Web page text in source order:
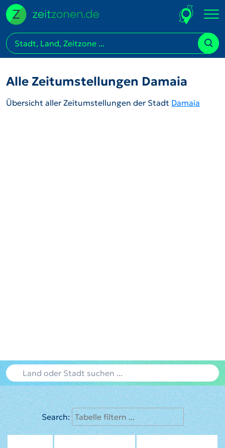
Alle Zeitumstellungen Damaia
Übersicht aller Zeitumstellungen der Stadt Damaia
Search: